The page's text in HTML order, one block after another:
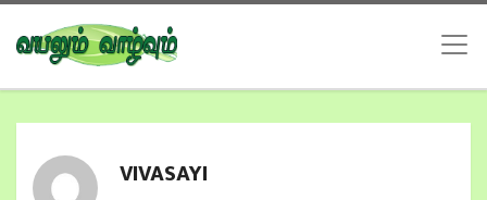
VIVASAYI